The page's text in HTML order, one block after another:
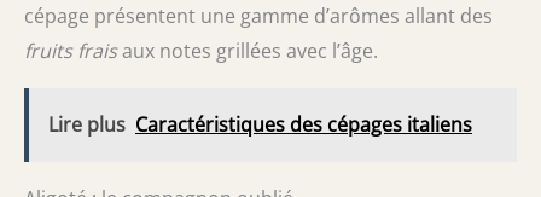
cépage présentent une gamme d’arômes allant des
fruits fraisaux notes grillées avec l’âge.
Lire plus Caractéristiques des cépages italiens